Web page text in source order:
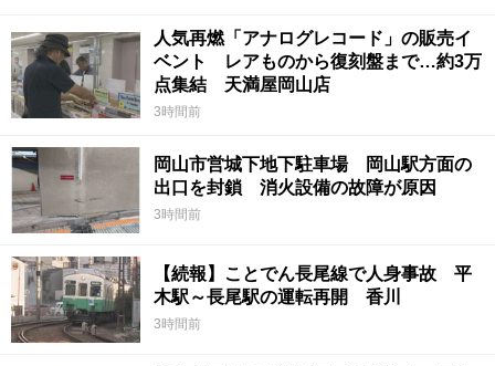
人気再燃「アナログレコード」の販売イ
ベント レアものから復刻盤まで…約3万
点集結 天満屋岡山店
3時間前
岡山市営城下地下駐車場 岡山駅方面の
出口を封鎖 消火設備の故障が原因
3時間前
【続報】ことでん長尾線で人身事故 平
木駅～長尾駅の運転再開 香川
3時間前